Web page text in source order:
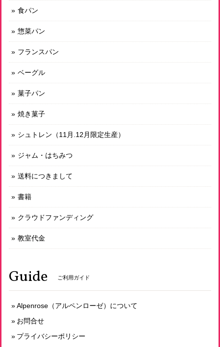
しばらく小麦のパンを避けていまして、古代小麦のパンを今
回初めて購入しました。そのまま何もつけずに食べても美味
しく、これが素材の味なんだな、と感動しました。その後、
軽くトーストしていただき、大変贅沢な時間を過ごすことが
できました。まさに”命のパン”、このような素晴らしいパン
を作っていただいていることに感謝です。
オーガニックシュガーの天然酵母メロンパン
2026/06/16
食パン
惣菜パン
フランスパン
ベーグル
菓子パン
焼き菓子
シュトレン（11月.12月限定生産）
ジャム・はちみつ
送料につきまして
書籍
クラウドファンディング
教室代金
Guide ご利用ガイド
Alpenrose（アルペンローゼ）について
お問合せ
プライバシーポリシー